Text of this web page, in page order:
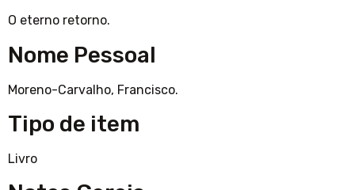
O eterno retorno.
Nome Pessoal
Moreno-Carvalho, Francisco.
Tipo de item
Livro